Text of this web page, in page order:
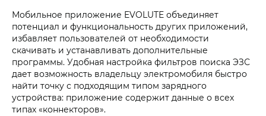
Мобильное приложение EVOLUTE объединяет
потенциал и функциональность других приложений,
избавляет пользователей от необходимости
скачивать и устанавливать дополнительные
программы. Удобная настройка фильтров поиска ЭЗС
дает возможность владельцу электромобиля быстро
найти точку с подходящим типом зарядного
устройства: приложение содержит данные о всех
типах «коннекторов».